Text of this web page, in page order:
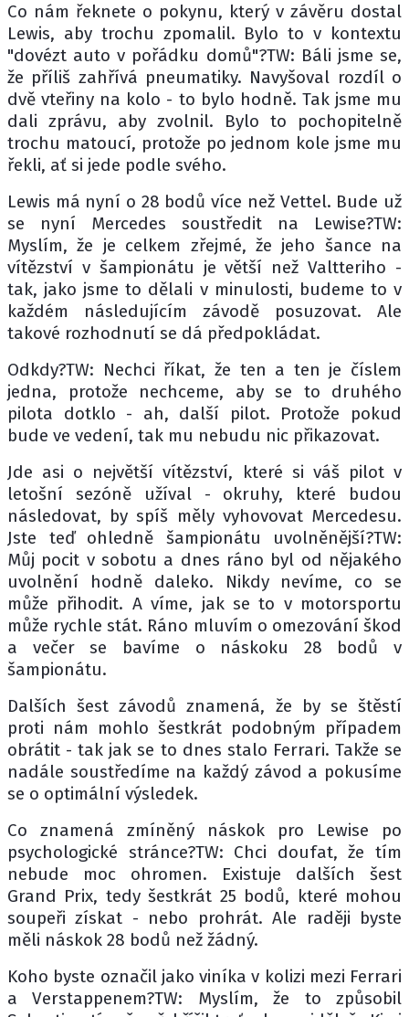
Co nám řeknete o pokynu, který v závěru dostal
Lewis, aby trochu zpomalil. Bylo to v kontextu
"dovézt auto v pořádku domů"?TW: Báli jsme se,
že příliš zahřívá pneumatiky. Navyšoval rozdíl o
dvě vteřiny na kolo - to bylo hodně. Tak jsme mu
dali zprávu, aby zvolnil. Bylo to pochopitelně
trochu matoucí, protože po jednom kole jsme mu
řekli, ať si jede podle svého.
Lewis má nyní o 28 bodů více než Vettel. Bude už
se nyní Mercedes soustředit na Lewise?TW:
Myslím, že je celkem zřejmé, že jeho šance na
vítězství v šampionátu je větší než Valtteriho -
tak, jako jsme to dělali v minulosti, budeme to v
každém následujícím závodě posuzovat. Ale
takové rozhodnutí se dá předpokládat.
Odkdy?TW: Nechci říkat, že ten a ten je číslem
jedna, protože nechceme, aby se to druhého
pilota dotklo - ah, další pilot. Protože pokud
bude ve vedení, tak mu nebudu nic přikazovat.
Jde asi o největší vítězství, které si váš pilot v
letošní sezóně užíval - okruhy, které budou
následovat, by spíš měly vyhovovat Mercedesu.
Jste teď ohledně šampionátu uvolněnější?TW:
Můj pocit v sobotu a dnes ráno byl od nějakého
uvolnění hodně daleko. Nikdy nevíme, co se
může přihodit. A víme, jak se to v motorsportu
může rychle stát. Ráno mluvím o omezování škod
a večer se bavíme o náskoku 28 bodů v
šampionátu.
Dalších šest závodů znamená, že by se štěstí
proti nám mohlo šestkrát podobným případem
obrátit - tak jak se to dnes stalo Ferrari. Takže se
nadále soustředíme na každý závod a pokusíme
se o optimální výsledek.
Co znamená zmíněný náskok pro Lewise po
psychologické stránce?TW: Chci doufat, že tím
nebude moc ohromen. Existuje dalších šest
Grand Prix, tedy šestkrát 25 bodů, které mohou
soupeři získat - nebo prohrát. Ale raději byste
měli náskok 28 bodů než žádný.
Koho byste označil jako viníka v kolizi mezi Ferrari
a Verstappenem?TW: Myslím, že to způsobil